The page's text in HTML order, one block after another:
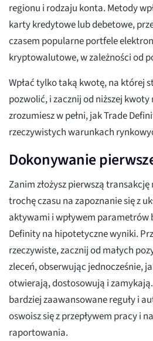
regionu i rodzaju konta. Metody
karty kredytowe lub debetowe,
czasem popularne portfele
kryptowalutowe, w zależności od
Wpłać tylko taką kwotę, na której
pozwolić, i zacznij od niższej
zrozumiesz w pełni, jak Trade
rzeczywistych warunkach
Dokonywanie
Zanim złożysz pierwszą
trochę czasu na zapoznanie się z
aktywami i wpływem parametrów
Definity na hipotetyczne wyniki.
rzeczywiste, zacznij od małych
zleceń, obserwując jednocześnie,
otwierają, dostosowują i
bardziej zaawansowane reguły i
oswoisz się z przepływem pracy i
raportowania.